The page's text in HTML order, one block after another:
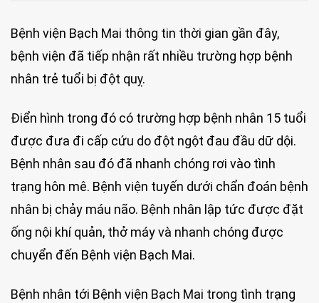
Bệnh viện Bạch Mai thông tin thời gian gần đây,
bệnh viện đã tiếp nhận rất nhiều trường hợp bệnh
nhân trẻ tuổi bị đột quỵ.
Điển hình trong đó có trường hợp bệnh nhân 15 tuổi
được đưa đi cấp cứu do đột ngột đau đầu dữ dội.
Bệnh nhân sau đó đã nhanh chóng rơi vào tình
trạng hôn mê. Bệnh viện tuyến dưới chẩn đoán bệnh
nhân bị chảy máu não. Bệnh nhân lập tức được đặt
ống nội khí quản, thở máy và nhanh chóng được
chuyển đến Bệnh viện Bạch Mai.
Bệnh nhân tới Bệnh viện Bạch Mai trong tình trạng